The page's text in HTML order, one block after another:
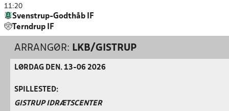
11:20
Svenstrup-Godthåb IF
Terndrup IF
ARRANGØR: LKB/GISTRUP
LØRDAG DEN. 13-06 2026
SPILLESTED:
GISTRUP IDRÆTSCENTER